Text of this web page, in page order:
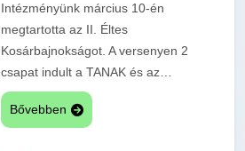
Intézményünk március 10-én
megtartotta az II. Éltes
Kosárbajnokságot. A versenyen 2
csapat indult a TANAK és az…
Bővebben